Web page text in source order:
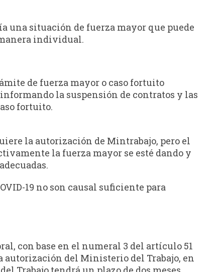
situación de fuerza mayor que puede
individual.
de fuerza mayor o caso fortuito
la suspensión de contratos y las
fortuito.
la autorización de Mintrabajo, pero el
la fuerza mayor se esté dando y
19 no son causal suficiente para
con base en el numeral 3 del artículo 51
autorización del Ministerio del Trabajo, en